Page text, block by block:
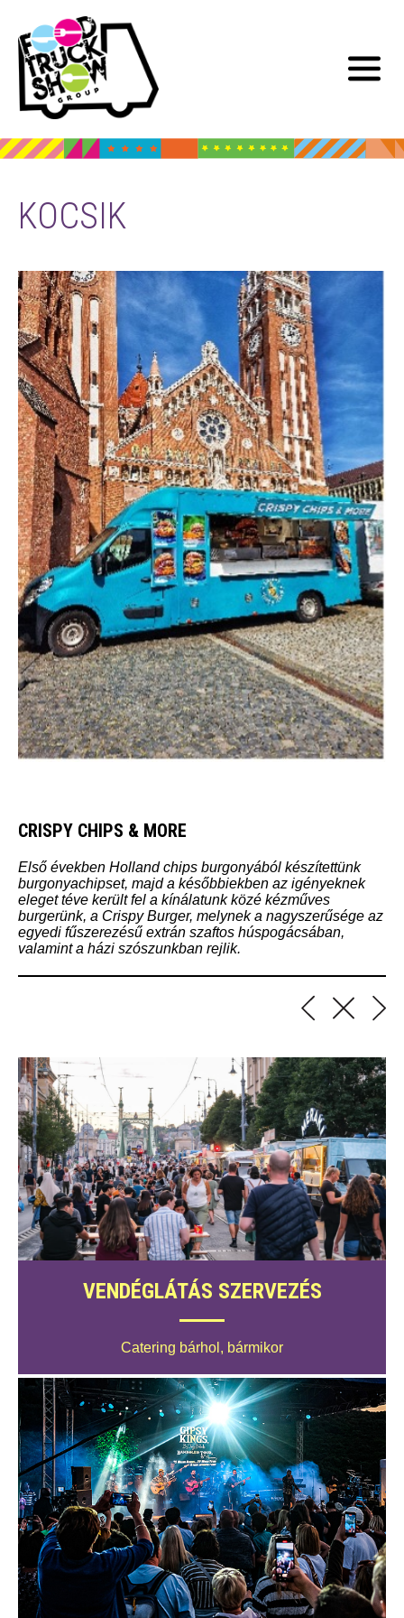
KOCSIK
CRISPY CHIPS & MORE
Első években Holland chips burgonyából készítettünk
burgonyachipset, majd a későbbiekben az igényeknek
eleget téve került fel a kínálatunk közé kézműves
burgerünk, a Crispy Burger, melynek a nagyszerűsége az
egyedi fűszerezésű extrán szaftos húspogácsában,
valamint a házi szószunkban rejlik.
VENDÉGLÁTÁS SZERVEZÉS
Catering bárhol, bármikor